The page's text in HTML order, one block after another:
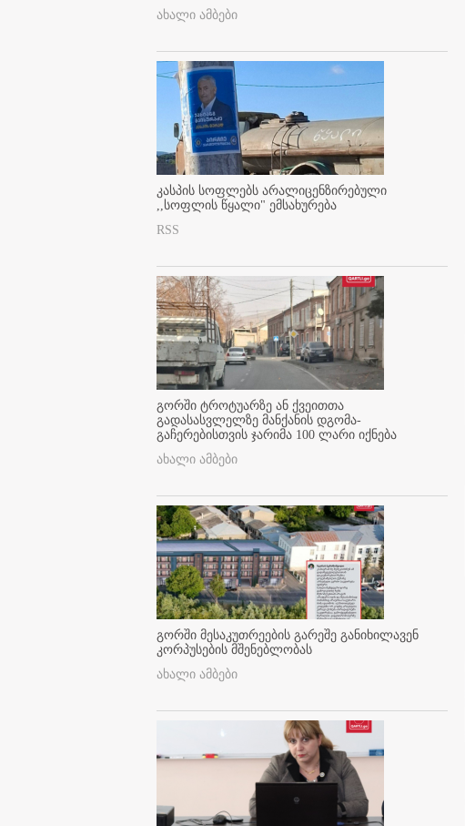
ახალი ამბები
კასპის სოფლებს არალიცენზირებული
,,სოფლის წყალი" ემსახურება
RSS
გორში ტროტუარზე ან ქვეითთა
გადასასვლელზე მანქანის დგომა-
გაჩერებისთვის ჯარიმა 100 ლარი იქნება
ახალი ამბები
გორში მესაკუთრეების გარეშე განიხილავენ
კორპუსების მშენებლობას
ახალი ამბები